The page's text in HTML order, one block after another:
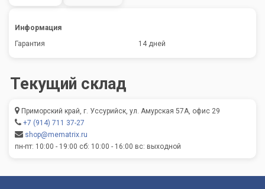
Информация
Гарантия
14 дней
Текущий склад
Приморский край, г. Уссурийск, ул. Амурская 57А, офис 29
+7 (914) 711 37-27
shop@mematrix.ru
пн-пт: 10:00 - 19:00 сб: 10:00 - 16:00 вс: выходной